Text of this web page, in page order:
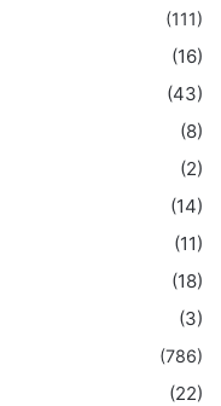
(111)
(16)
(43)
(8)
(2)
(14)
(11)
(18)
(3)
(786)
(22)